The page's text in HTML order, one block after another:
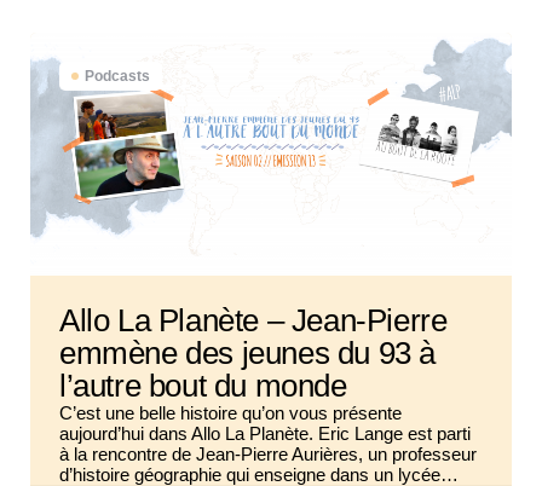
Podcasts
Allo La Planète – Jean-Pierre
emmène des jeunes du 93 à
l’autre bout du monde
C’est une belle histoire qu’on vous présente
aujourd’hui dans Allo La Planète. Eric Lange est parti
à la rencontre de Jean-Pierre Aurières, un professeur
d’histoire géographie qui enseigne dans un lycée…